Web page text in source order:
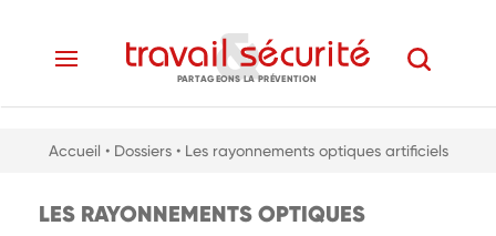
PARTAGEONS LA PRÉVENTION
Accueil • Dossiers • Les rayonnements optiques artificiels
LES RAYONNEMENTS OPTIQUES